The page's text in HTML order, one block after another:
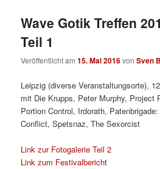
Wave Gotik Treffen
Teil 1
Veröffentlicht am15. Mai 2016vonSven
Leipzig (diverse Veranstaltungsorte),
mit Die Krupps, Peter Murphy, Project
Portion Control, Irdorath,
Conflict, Spetsnaz, The Sexorcist
Link zur Fotogalerie Teil 2
Link zum Festivalbericht